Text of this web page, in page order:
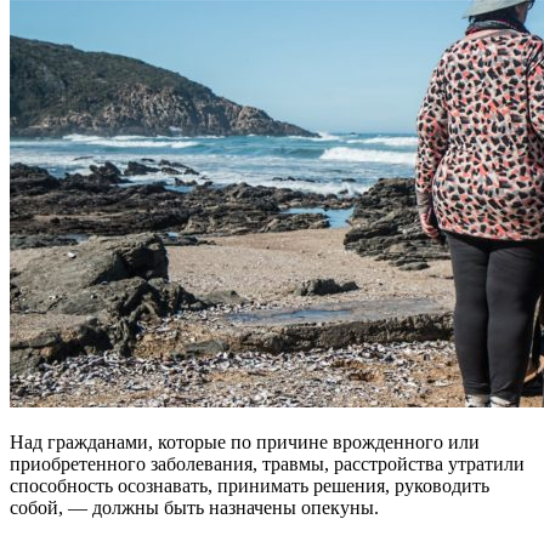
Над гражданами, которые по причине врожденного или
приобретенного заболевания, травмы, расстройства утратили
способность осознавать, принимать решения, руководить
собой, — должны быть назначены опекуны.